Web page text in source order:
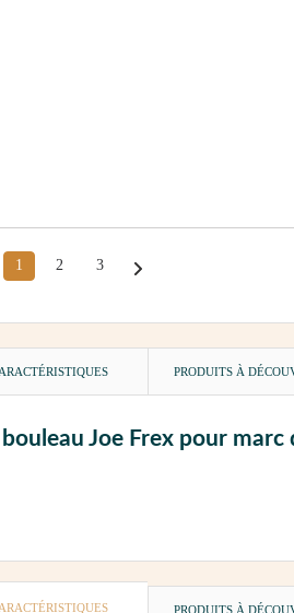
1 2 3
PRODUITS À
Joe Frex pour marc
PRODUITS À